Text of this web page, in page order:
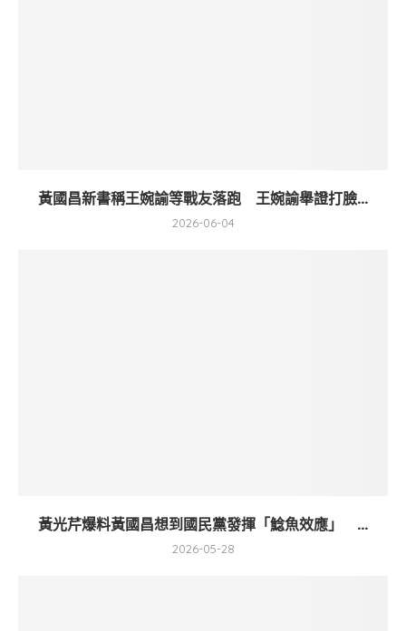
黃國昌新書稱王婉諭等戰友落跑 王婉諭舉證打臉...
2026-06-04
黃光芹爆料黃國昌想到國民黨發揮「鯰魚效應」 ...
2026-05-28